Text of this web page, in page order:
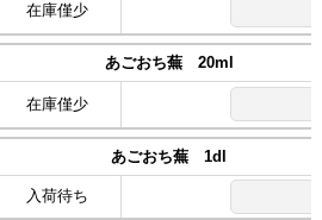
在庫僅少
あごおち蕪 20ml
在庫僅少
あごおち蕪 1dl
入荷待ち